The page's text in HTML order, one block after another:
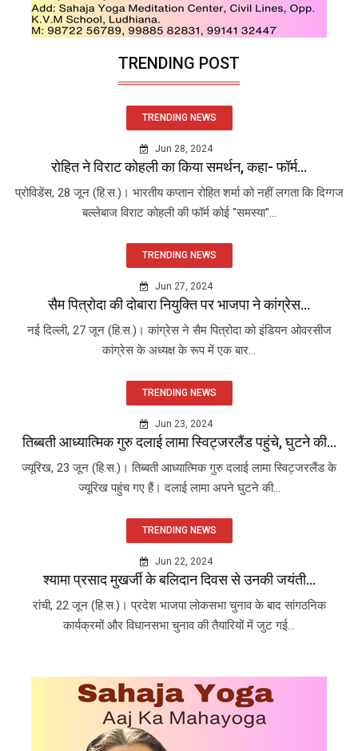
TRENDING POST
TRENDING NEWS
Jun 28, 2024
रोहित ने विराट कोहली का किया समर्थन, कहा- फॉर्म...
प्रोविडेंस, 28 जून (हि.स.)। भारतीय कप्तान रोहित शर्मा को नहीं लगता कि दिग्गज
बल्लेबाज विराट कोहली की फॉर्म कोई "समस्या"...
TRENDING NEWS
Jun 27, 2024
सैम पित्रोदा की दोबारा नियुक्ति पर भाजपा ने कांग्रेस...
नई दिल्ली, 27 जून (हि.स.)। कांग्रेस ने सैम पित्रोदा को इंडियन ओवरसीज
कांग्रेस के अध्यक्ष के रूप में एक बार...
TRENDING NEWS
Jun 23, 2024
तिब्बती आध्यात्मिक गुरु दलाई लामा स्विट्जरलैंड पहुंचे, घुटने की...
ज्यूरिख, 23 जून (हि.स.)। तिब्बती आध्यात्मिक गुरु दलाई लामा स्विट्जरलैंड के
ज्यूरिख पहुंच गए हैं। दलाई लामा अपने घुटने की...
TRENDING NEWS
Jun 22, 2024
श्यामा प्रसाद मुखर्जी के बलिदान दिवस से उनकी जयंती...
रांची, 22 जून (हि.स.)। प्रदेश भाजपा लोकसभा चुनाव के बाद सांगठनिक
कार्यक्रमों और विधानसभा चुनाव की तैयारियों में जुट गई...